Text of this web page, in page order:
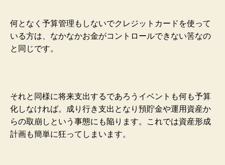
何となく予算管理もしないでクレジットカードを使って
いる方は、なかなかお金がコントロールできない筈なの
と同じです。
それと同様に将来支出するであろうイベントも何も予算
化しなければ。成り行き支出となり預貯金や運用資産か
らの取崩しという事態にも陥ります。これでは資産形成
計画も簡単に狂ってしまいます。